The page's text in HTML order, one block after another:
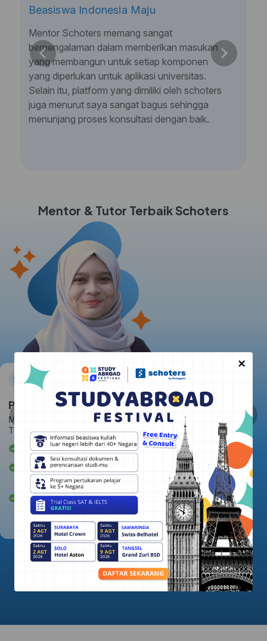
Beasiswa Indonesia Maju
Mentor Schoters memang sangat
berpengalaman dalam memberikan masukan
yang membangun untuk setiap komponen
yang diperlukan untuk aplikasi universitas.
Selain itu, platform yang dimiliki oleh schoters
juga menurut saya sangat bagus sehingga
menunjang proses konsultasi dengan baik.
Mentor & Tutor Terbaik Schoters
Pratiwi
Massachusetts Institute of
Technology
Awardee Beasiswa LPDP
Berpengalaman mengajar 2+
tahun
Rata-rata kepuasan student:
5.0/5.0
×